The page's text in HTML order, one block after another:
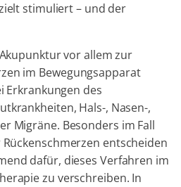
stimuliert – und der
vor allem zur
im Bewegungsapparat
Erkrankungen des
Hals-, Nasen-,
Migräne. Besonders im Fall
entscheiden
dafür, dieses Verfahren im
zu verschreiben. In